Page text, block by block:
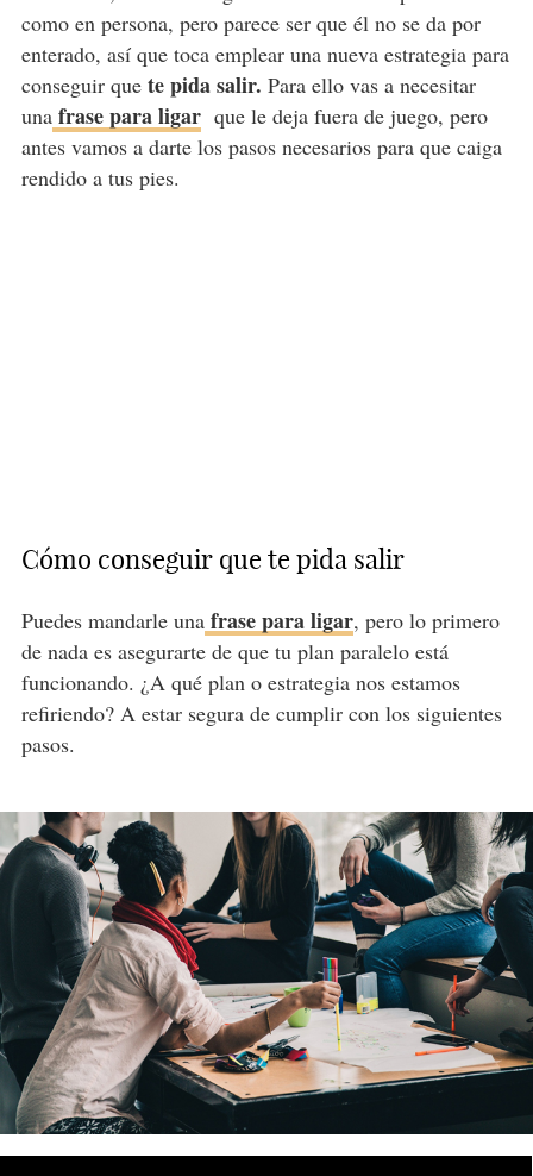
como en persona, pero parece ser que él no se da por
enterado, así que toca emplear una nueva estrategia para
conseguir que te pida salir. Para ello vas a necesitar
unafrase para ligar que le deja fuera de juego, pero
antes vamos a darte los pasos necesarios para que caiga
rendido a tus pies.
Cómo conseguir que te pida salir
Puedes mandarle unafrase para ligar, pero lo primero
de nada es asegurarte de que tu plan paralelo está
funcionando. ¿A qué plan o estrategia nos estamos
refiriendo? A estar segura de cumplir con los siguientes
pasos.